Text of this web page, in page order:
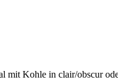
Kohle in clair/obscur